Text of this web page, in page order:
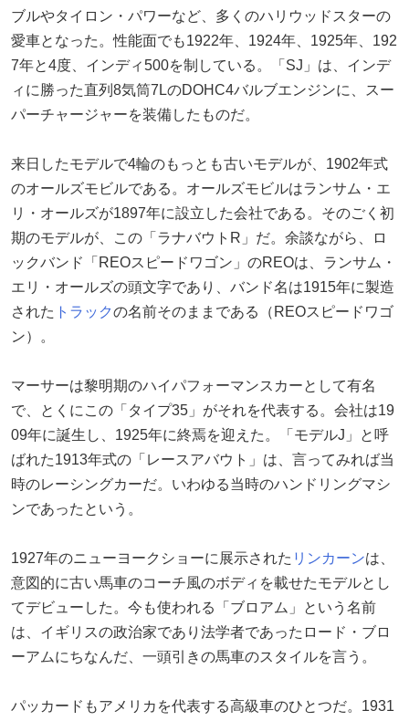
ブルやタイロン・パワーなど、多くのハリウッドスターの
愛車となった。性能面でも1922年、1924年、1925年、192
7年と4度、インディ500を制している。「SJ」は、インデ
ィに勝った直列8気筒7LのDOHC4バルブエンジンに、スー
パーチャージャーを装備したものだ。
来日したモデルで4輪のもっとも古いモデルが、1902年式
のオールズモビルである。オールズモビルはランサム・エ
リ・オールズが1897年に設立した会社である。そのごく初
期のモデルが、この「ラナバウトR」だ。余談ながら、ロ
ックバンド「REOスピードワゴン」のREOは、ランサム・
エリ・オールズの頭文字であり、バンド名は1915年に製造
された トラックの名前そのままである（REOスピードワゴ
ン）。
マーサーは黎明期のハイパフォーマンスカーとして有名
で、とくにこの「タイプ35」がそれを代表する。会社は19
09年に誕生し、1925年に終焉を迎えた。「モデルJ」と呼
ばれた1913年式の「レースアバウト」は、言ってみれば当
時のレーシングカーだ。いわゆる当時のハンドリングマシ
ンであったという。
1927年のニューヨークショーに展示された リンカーンは、
意図的に古い馬車のコーチ風のボディを載せたモデルとし
てデビューした。今も使われる「ブロアム」という名前
は、イギリスの政治家であり法学者であったロード・ブロ
ーアムにちなんだ、一頭引きの馬車のスタイルを言う。
パッカードもアメリカを代表する高級車のひとつだ。1931